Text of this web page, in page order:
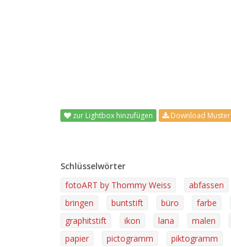
zur Lightbox hinzufügen Download Muster
Schlüsselwörter
fotoART by Thommy Weiss
abfassen
bringen
buntstift büro farbe
graphitstift
ikon lana malen
papier
pictogramm piktogramm